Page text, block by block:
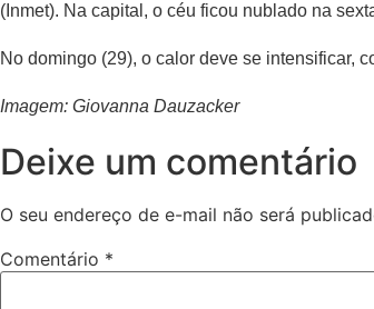
(Inmet). Na capital, o céu ficou nublado na
No domingo (29), o calor deve se intensificar,
Imagem: Giovanna Dauzacker
Deixe um comentário
O seu endereço de e-mail não será
Comentário *